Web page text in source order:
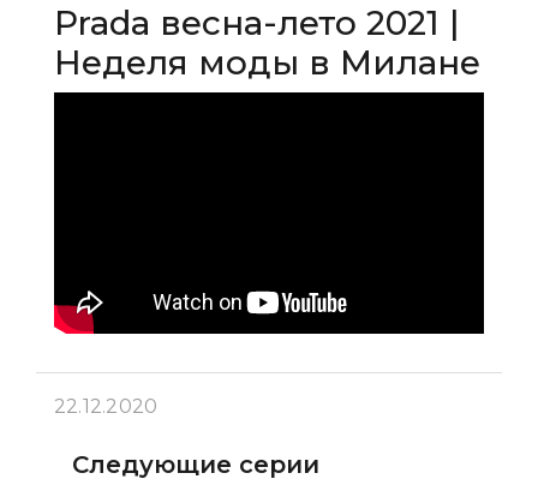
Prada весна-лето 2021 |
Неделя моды в Милане
22.12.2020
Следующие серии